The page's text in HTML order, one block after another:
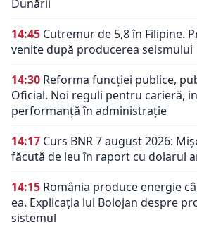
Dunării
14:45 Cutremur de 5,8 în Filipine.
venite după producerea seismului
14:30 Reforma funcției publice,
Oficial. Noi reguli pentru carieră,
performanță în administrație
14:17 Curs BNR 7 august 2026:
făcută de leu în raport cu dolarul
14:15 România produce energie
ea. Explicația lui Bolojan despre
sistemul